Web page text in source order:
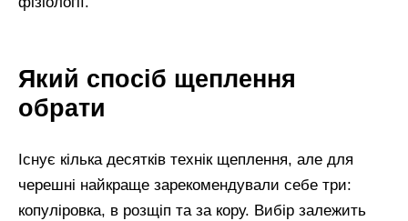
Який спосіб щеплення
обрати
Існує кілька десятків технік щеплення, але для
черешні найкраще зарекомендували себе три:
копуліровка, в розщіп та за кору. Вибір залежить